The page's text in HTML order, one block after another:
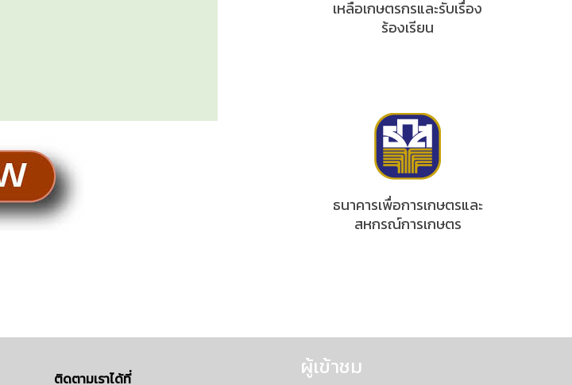
เหลือเกษตรกรและรับเรื่อง
ร้องเรียน
ธนาคารเพื่อการเกษตรและ
สหกรณ์การเกษตร
ติดตามเราได้ที่ ผู้เข้าชม